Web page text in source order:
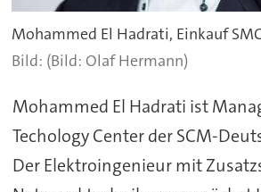
Mohammed El Hadrati, Einkauf
(Bild: Olaf Hermann)
Mohammed El Hadrati ist
Techology Center der SCM-
Der Elektroingenieur mit